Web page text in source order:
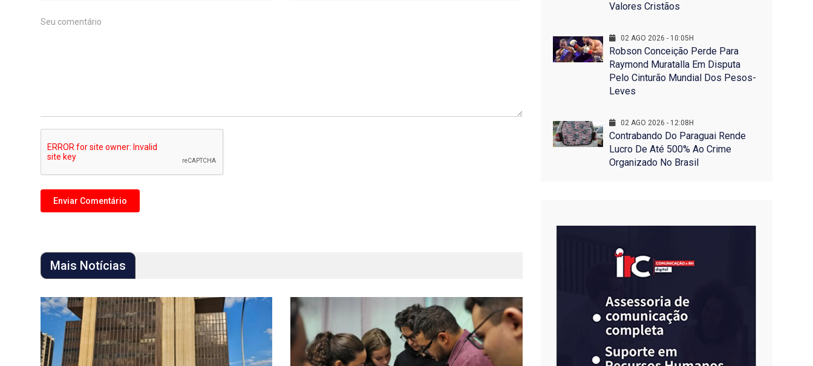
Mais Notícias
Valores Cristãos
02 AGO 2026 - 10:05H
Robson Conceição Perde Para
Raymond Muratalla Em Disputa
Pelo Cinturão Mundial Dos Pesos-
Leves
02 AGO 2026 - 12:08H
Contrabando Do Paraguai Rende
Lucro De Até 500% Ao Crime
Organizado No Brasil